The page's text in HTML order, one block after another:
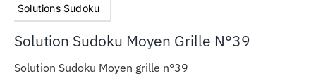
Solutions Sudoku
Solution Sudoku Moyen Grille N°39
Solution Sudoku Moyen grille n°39